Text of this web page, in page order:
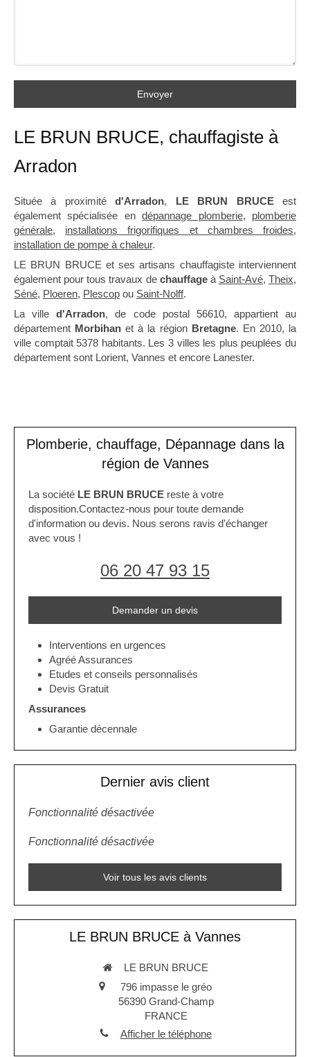
Envoyer
LE BRUN BRUCE, chauffagiste à
Arradon
Située à proximitéd'Arradon, LE BRUN BRUCEest
également spécialisée endépannage plomberie, plomberie
générale, installations frigorifiques et chambres froides,
installation de pompe à chaleur.
LE BRUN BRUCE et ses artisans chauffagiste interviennent
également pour tous travaux de chauffageà Saint-Avé, Theix,
Séné, Ploeren, Plescop ou Saint-Nolff.
La ville d'Arradon, de code postal 56610, appartient au
département Morbihan et à la région Bretagne. En 2010, la
ville comptait 5378 habitants. Les 3 villes les plus peuplées du
département sont Lorient, Vannes et encore Lanester.
Plomberie, chauffage, Dépannage dans la
région de Vannes
La société LE BRUN BRUCE reste à votre
disposition.Contactez-nous pour toute demande
d'information ou devis. Nous serons ravis d'échanger
avec vous !
06 20 47 93 15
Demander un devis
Interventions en urgences
Agréé Assurances
Etudes et conseils personnalisés
Devis Gratuit
Assurances
Garantie décennale
Dernier avis client
Fonctionnalité désactivée
Fonctionnalité désactivée
Voir tous les avis clients
LE BRUN BRUCE à Vannes
LE BRUN BRUCE
796 impasse le gréo
56390 Grand-Champ
FRANCE
Afficher le téléphone